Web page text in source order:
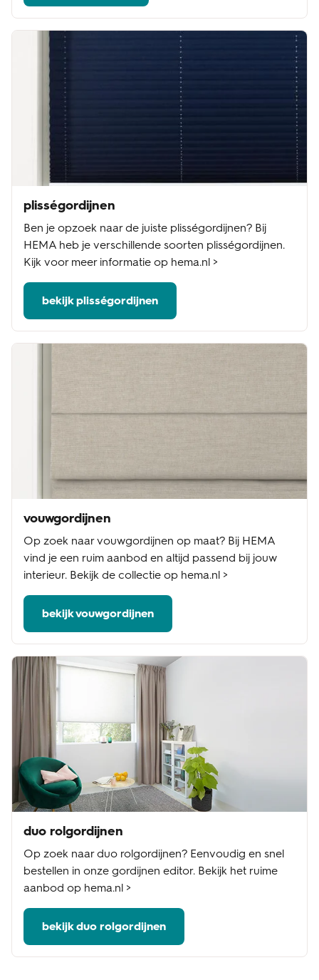
plisségordijnen
Ben je opzoek naar de juiste plisségordijnen? Bij
HEMA heb je verschillende soorten plisségordijnen.
Kijk voor meer informatie op hema.nl >
bekijk plisségordijnen
vouwgordijnen
Op zoek naar vouwgordijnen op maat? Bij HEMA
vind je een ruim aanbod en altijd passend bij jouw
interieur. Bekijk de collectie op hema.nl >
bekijk vouwgordijnen
duo rolgordijnen
Op zoek naar duo rolgordijnen? Eenvoudig en snel
bestellen in onze gordijnen editor. Bekijk het ruime
aanbod op hema.nl >
bekijk duo rolgordijnen